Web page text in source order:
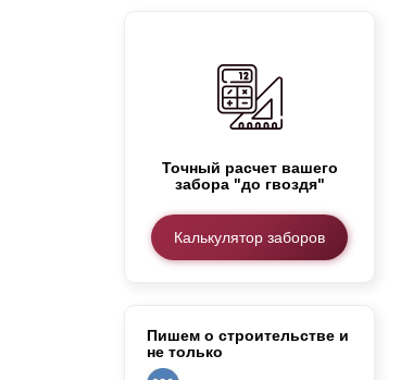
Заборы и ограждения для школ
Забор на участок 10 соток
Заборы и ограждения для дома
Точный расчет вашего
забора "до гвоздя"
Калькулятор заборов
Пишем о строительстве и
не только